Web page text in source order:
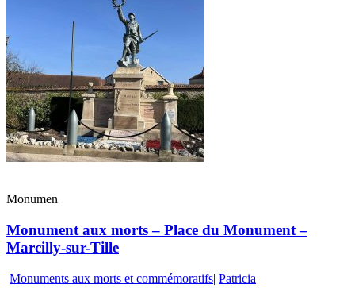
Monumen
Monument aux morts – Place du Monument –
Marcilly-sur-Tille
Monuments aux morts et commémoratifs| Patricia